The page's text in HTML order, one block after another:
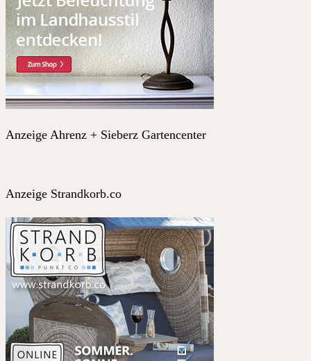
Anzeige Ahrenz + Sieberz Gartencenter
Anzeige Strandkorb.co